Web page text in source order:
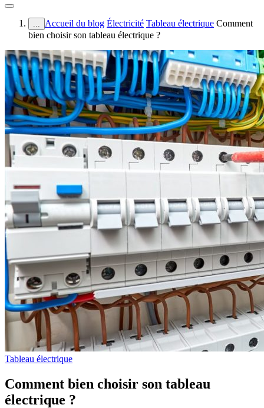
... Accueil du blog Électricité Tableau électrique Comment
bien choisir son tableau électrique ?
Tableau électrique
Comment bien choisir son tableau
électrique ?